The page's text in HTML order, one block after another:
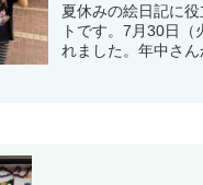
夏休みの絵日記に
トです。7月30日
れました。年中さ